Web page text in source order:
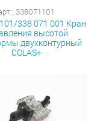
338071101
338 071 001 Кран
высотой
двухконтурный
COLAS+